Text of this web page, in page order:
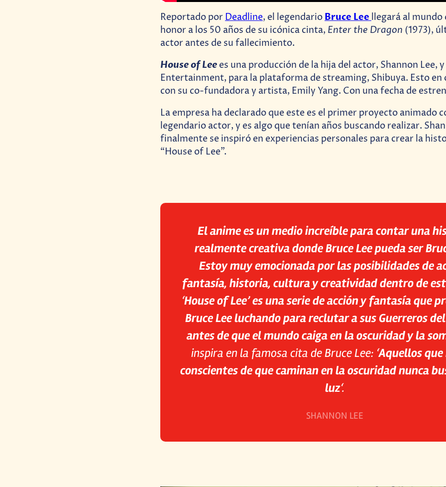
Reportado porDeadline, el legendario Bruce Lee llegará al mundo
honor a los 50 años de su icónica cinta, Enter the Dragon (1973),
actor antes de su fallecimiento.
House of Lee es una producción de la hija del actor, Shannon Lee,
Entertainment, para la plataforma de streaming, Shibuya. Esto en
con su co-fundadora y artista, Emily Yang. Con una fecha de
La empresa ha declarado que este es el primer proyecto animado
legendario actor, y es algo que tenían años buscando realizar.
finalmente se inspiró en experiencias personales para crear la
“House of Lee”.
El anime es un medio increíble para contar una
realmente creativa donde Bruce Lee pueda ser
Estoy muy emocionada por las posibilidades de
fantasía, historia, cultura y creatividad dentro de
‘House of Lee’ es una serie de acción y fantasía que
Bruce Lee luchando para reclutar a sus Guerreros
antes de que el mundo caiga en la oscuridad y la
inspira en la famosa cita de Bruce Lee: ‘Aquellos que
conscientes de que caminan en la oscuridad nunca
luz‘.
SHANNON LEE